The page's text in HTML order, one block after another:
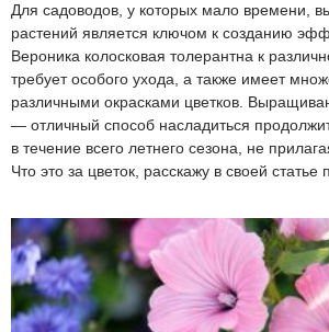
Для садоводов, у которых мало времени,
растений является ключом к созданию
Вероника колосковая толерантна к
требует особого ухода, а также имеет
различными окрасками цветков.
— отличный способ насладиться
в течение всего летнего сезона, не
Что это за цветок, расскажу в своей статье